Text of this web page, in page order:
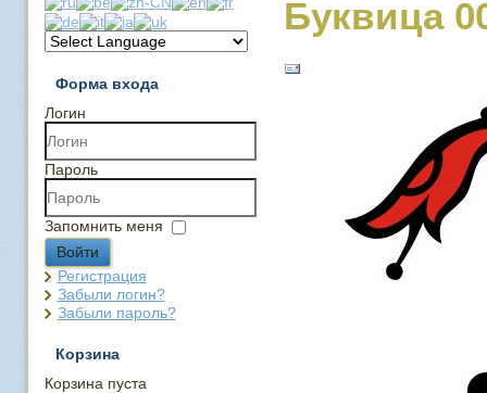
Форма входа
Логин
Пароль
Запомнить меня
Войти
Регистрация
Забыли логин?
Забыли пароль?
Корзина
Корзина пуста
Буквица